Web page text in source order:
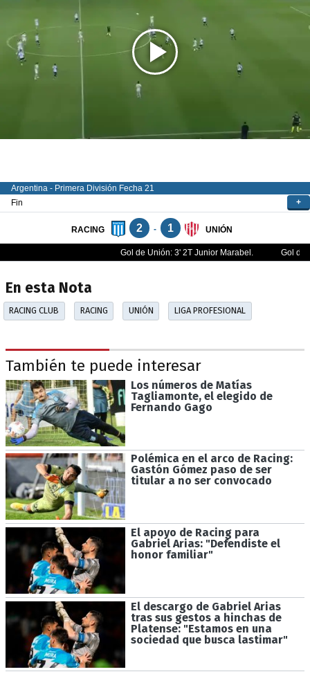
En esta Nota
RACING CLUB RACING UNIÓN LIGA PROFESIONAL
También te puede interesar
Los números de Matías
Tagliamonte, el elegido de
Fernando Gago
Polémica en el arco de Racing:
Gastón Gómez paso de ser
titular a no ser convocado
El apoyo de Racing para
Gabriel Arias: "Defendiste el
honor familiar"
El descargo de Gabriel Arias
tras sus gestos a hinchas de
Platense: "Estamos en una
sociedad que busca lastimar"